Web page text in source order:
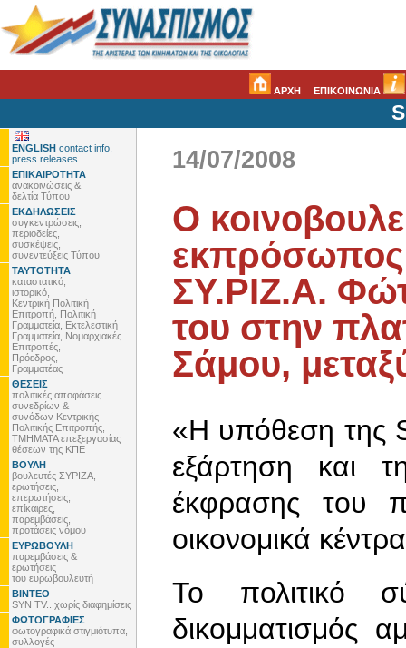
ΑΡΧΗ ΕΠΙΚΟΙΝΩΝΙΑ
ENGLISH contact info,
press releases
ΕΠΙΚΑΙΡΟΤΗΤΑ
ανακοινώσεις &
δελτία Τύπου
ΕΚΔΗΛΩΣΕΙΣ
συγκεντρώσεις,
περιοδείες,
συσκέψεις,
συνεντεύξεις Τύπου
ΤΑΥΤΟΤΗΤΑ
καταστατικό,
ιστορικό,
Κεντρική Πολιτική
Επιτροπή, Πολιτική
Γραμματεία, Εκτελεστική
Γραμματεία, Νομαρχιακές
Επιτροπές,
Πρόεδρος,
Γραμματέας
ΘΕΣΕΙΣ
πολιτικές αποφάσεις
συνεδρίων &
συνόδων Κεντρικής
Πολιτικής Επιτροπής,
ΤΜΗΜΑΤΑ επεξεργασίας
θέσεων της ΚΠΕ
ΒΟΥΛΗ
βουλευτές ΣΥΡΙΖΑ,
ερωτήσεις,
επερωτήσεις,
επίκαιρες,
παρεμβάσεις,
προτάσεις νόμου
ΕΥΡΩΒΟΥΛΗ
παρεμβάσεις &
ερωτήσεις
του ευρωβουλευτή
ΒΙΝΤΕΟ
SYN TV.. χωρίς διαφημίσεις
ΦΩΤΟΓΡΑΦΙΕΣ
φωτογραφικά στιγμιότυπα,
συλλογές
14/07/2008
Ο
εκπρόσωπος
ΣΥ.ΡΙΖ.Α.
του στην
Σάμου,
«Η υπόθεση της
εξάρτηση και
έκφρασης του
οικονομικά
Το πολιτικό
δικομματισμός